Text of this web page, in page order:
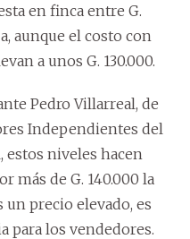
en finca entre G.
aunque el costo con
a unos G. 130.000.
Pedro Villarreal, de
Independientes del
estos niveles hacen
más de G. 140.000 la
un precio elevado, es
para los vendedores.